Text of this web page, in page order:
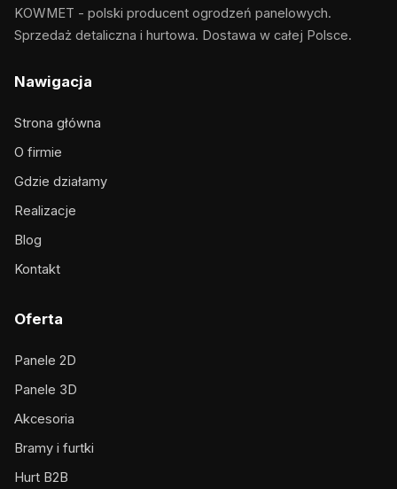
KOWMET - polski producent ogrodzeń panelowych.
Sprzedaż detaliczna i hurtowa. Dostawa w całej Polsce.
Nawigacja
Strona główna
O firmie
Gdzie działamy
Realizacje
Blog
Kontakt
Oferta
Panele 2D
Panele 3D
Akcesoria
Bramy i furtki
Hurt B2B